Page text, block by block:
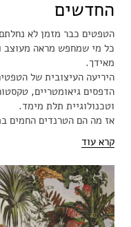
החדשים
הטפטים כבר מזמן לא
כל מי שמחפש מראה מעוצב
מאידך.
היריעה העיצובית של
הדפסים גיאומטריים,
וטכנולוגיית תלת מימד.
אז מה הם הטרנדים החמים
קרא עוד